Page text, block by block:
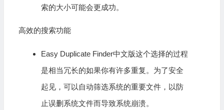
索的大小可能会更成功。
高效的搜索功能
Easy Duplicate Finder中文版这个选择的过程
是相当冗长的如果你有许多重复。为了安全
起见，可以自动筛选系统的重要文件，以防
止误删系统文件而导致系统崩溃。